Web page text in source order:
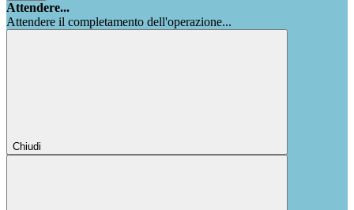
Attendere...
Attendere il completamento dell'operazione...
Chiudi